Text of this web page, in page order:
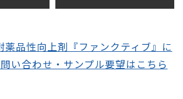
薬品性向上剤『ファンクティブ』に
い合わせ・サンプル要望はこちら